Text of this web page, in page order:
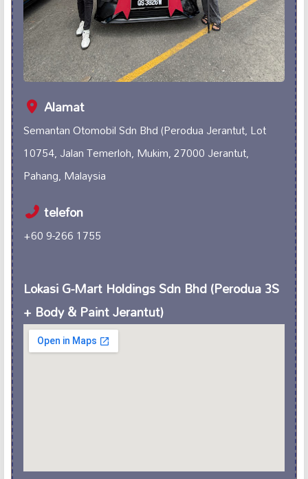
Alamat
Semantan Otomobil Sdn Bhd (Perodua Jerantut, Lot
10754, Jalan Temerloh, Mukim, 27000 Jerantut,
Pahang, Malaysia
telefon
+60 9-266 1755
Lokasi G-Mart Holdings Sdn Bhd (Perodua 3S
+ Body & Paint Jerantut)